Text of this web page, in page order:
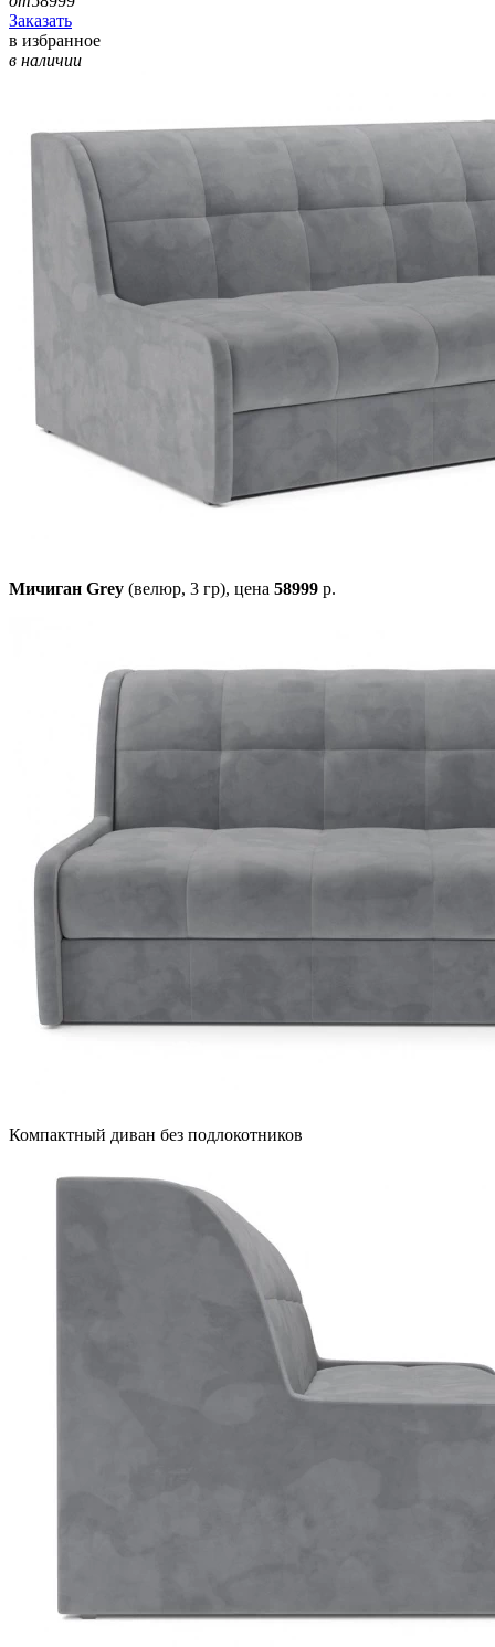
Заказать
в избранное
в наличии
Мичиган Grey (велюр, 3 гр), цена 58999 р.
Компактный диван без подлокотников